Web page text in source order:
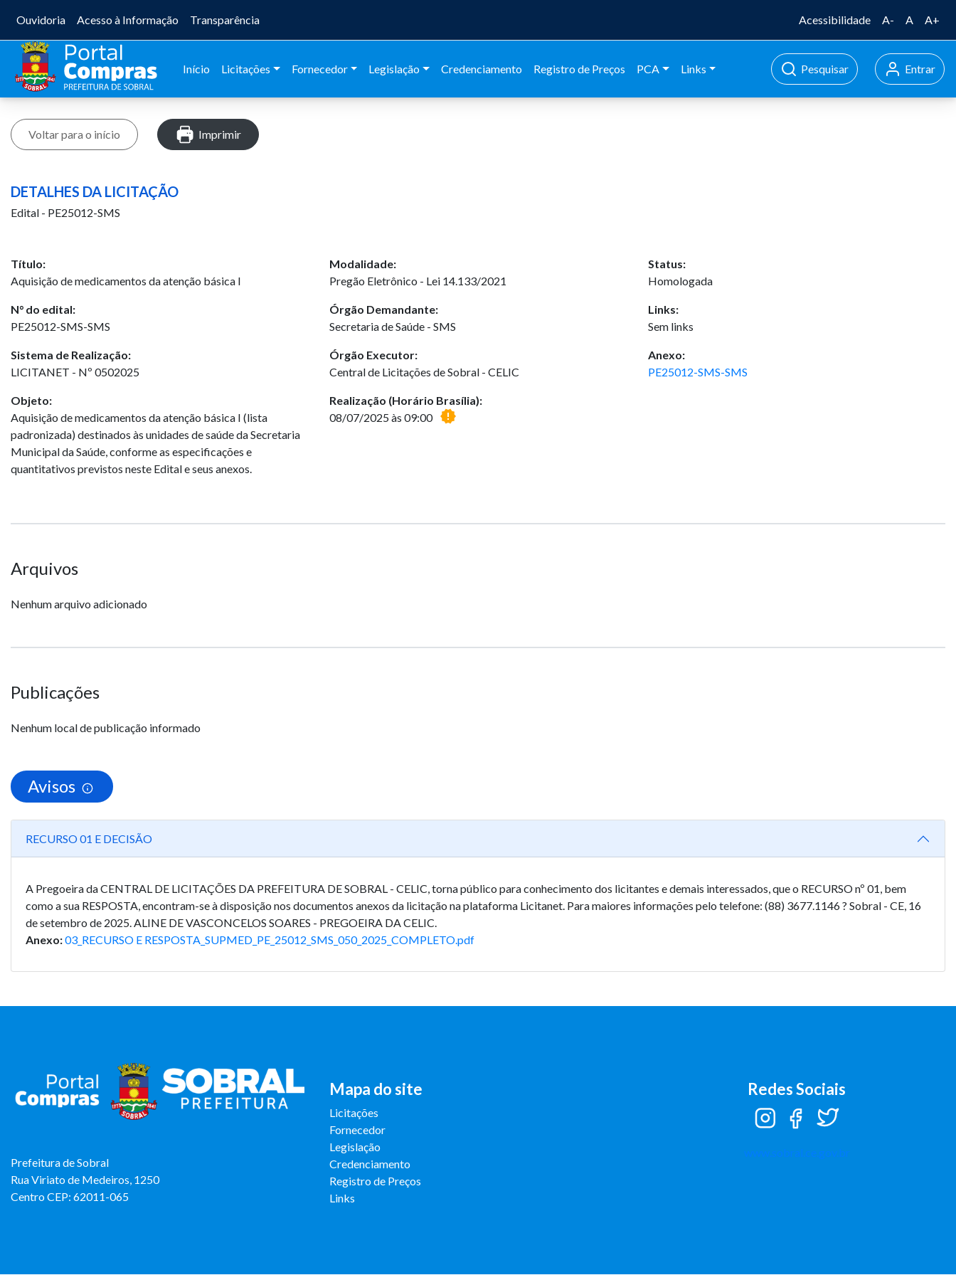
Ouvidoria Acesso à Informação Transparência Acessibilidade A- A A+
Início Licitações Fornecedor Legislação Credenciamento Registro de Preços PCA Links Pesquisar Entrar
Voltar para o início Imprimir
DETALHES DA LICITAÇÃO
Edital - PE25012-SMS
Título:
Aquisição de medicamentos da atenção básica I
N° do edital:
PE25012-SMS-SMS
Sistema de Realização:
LICITANET - Nº 0502025
Objeto:
Aquisição de medicamentos da atenção básica I (lista
padronizada) destinados às unidades de saúde da Secretaria
Municipal da Saúde, conforme as especificações e
quantitativos previstos neste Edital e seus anexos.
Modalidade:
Pregão Eletrônico - Lei 14.133/2021
Órgão Demandante:
Secretaria de Saúde - SMS
Órgão Executor:
Central de Licitações de Sobral - CELIC
Realização (Horário Brasília):
08/07/2025 às 09:00 new_releases
Status:
Homologada
Links:
Sem links
Anexo:
PE25012-SMS-SMS
Arquivos
Nenhum arquivo adicionado
Publicações
Nenhum local de publicação informado
Avisos
RECURSO 01 E DECISÃO
A Pregoeira da CENTRAL DE LICITAÇÕES DA PREFEITURA DE SOBRAL - CELIC, torna público para conhecimento dos licitantes e demais interessados, que o RECURSO nº 01, bem
como a sua RESPOSTA, encontram-se à disposição nos documentos anexos da licitação na plataforma Licitanet. Para maiores informações pelo telefone: (88) 3677.1146 ? Sobral - CE, 16
de setembro de 2025. ALINE DE VASCONCELOS SOARES - PREGOEIRA DA CELIC.
Anexo:03_RECURSO E RESPOSTA_SUPMED_PE_25012_SMS_050_2025_COMPLETO.pdf
Prefeitura de Sobral
Rua Viriato de Medeiros, 1250
Centro CEP: 62011-065
Mapa do site
Licitações
Fornecedor
Legislação
Credenciamento
Registro de Preços
Links
Redes Sociais
InstagramFacebookTwitter
www.sobral.ce.gov.br